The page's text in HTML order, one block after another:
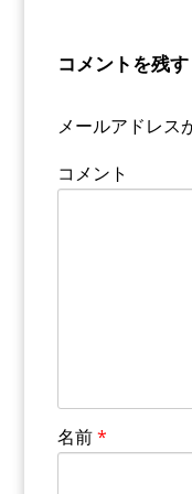
コメントを残す
メールアドレス
コメント
名前*